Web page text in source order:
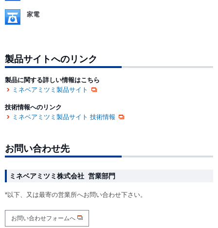
家電
製品サイトへのリンク
製品に関する詳しい情報はこちら
ミネベアミツミ製品サイト
技術情報へのリンク
ミネベアミツミ製品サイト 技術情報
お問い合わせ先
ミネベアミツミ株式会社 営業部門
*以下、又は最寄の営業所へお問い合わせ下さい。
お問い合わせフォームへ